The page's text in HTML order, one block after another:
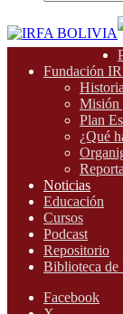
Fundación
Historia
Misión
Plan
¿Qué
Noticias
Educación
Cursos
Podcast
Repositorio
Biblioteca de
Facebook